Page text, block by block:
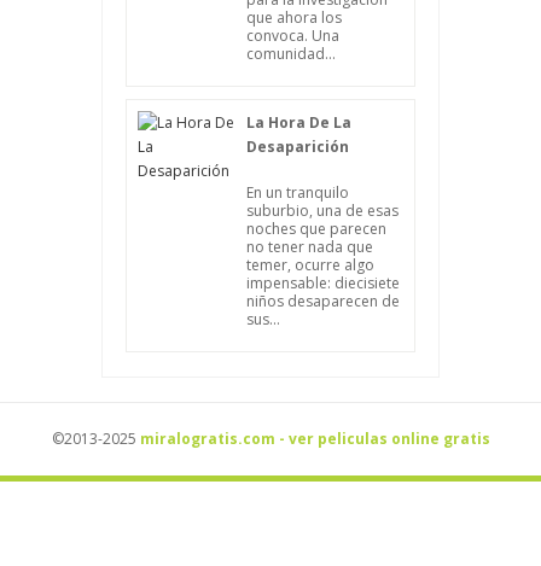
que ahora los
convoca. Una
comunidad...
La Hora De La
Desaparición
En un tranquilo
suburbio, una de esas
noches que parecen
no tener nada que
temer, ocurre algo
impensable: diecisiete
niños desaparecen de
sus...
©2013-2025 miralogratis.com - ver peliculas online gratis